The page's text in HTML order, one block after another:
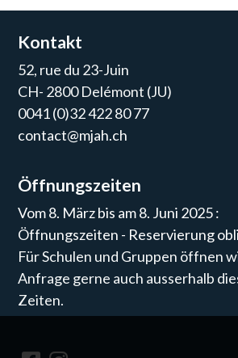
Kontakt
52, rue du 23-Juin
CH- 2800 Delémont (JU)
0041 (0)32 422 80 77
contact@mjah.ch
Öffnungszeiten
Vom 8. März bis am 8. Juni 2025 :
Öffnungszeiten - Reservierung
Für Schulen und Gruppen öffnen
Anfrage gerne auch ausserhalb
Zeiten.